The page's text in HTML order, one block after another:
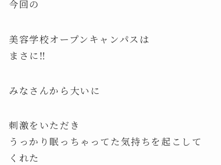
今回の
美容学校オープンキャンパスは
まさに‼️
みなさんから大いに
刺激をいただき
うっかり眠っちゃってた気持ちを起こして
くれた